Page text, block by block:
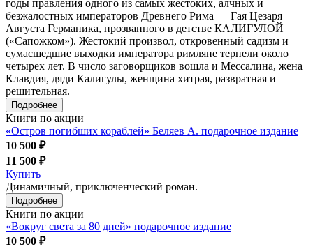
годы правления одного из самых жестоких, алчных и
безжалостных императоров Древнего Рима — Гая Цезаря
Августа Германика, прозванного в детстве КАЛИГУЛОЙ
(«Сапожком»). Жестокий произвол, откровенный садизм и
сумасшедшие выходки императора римляне терпели около
четырех лет. В число заговорщиков вошла и Мессалина, жена
Клавдия, дяди Калигулы, женщина хитрая, развратная и
решительная.
Подробнее
Книги по акции
«Остров погибших кораблей» Беляев А. подарочное издание
10 500 ₽
11 500 ₽
Купить
Динамичный, приключенческий роман.
Подробнее
Книги по акции
«Вокруг света за 80 дней» подарочное издание
10 500 ₽